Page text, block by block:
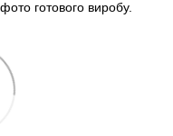
готового виробу.